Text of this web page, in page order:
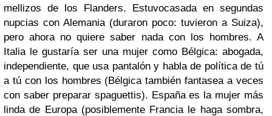
mellizos de los Flanders. Estuvocasada en segundas
nupcias con Alemania (duraron poco: tuvieron a Suiza),
pero ahora no quiere saber nada con los hombres. A
Italia le gustaría ser una mujer como Bélgica: abogada,
independiente, que usa pantalón y habla de política de tú
a tú con los hombres (Bélgica también fantasea a veces
con saber preparar spaguettis). España es la mujer más
linda de Europa (posiblemente Francia le haga sombra,